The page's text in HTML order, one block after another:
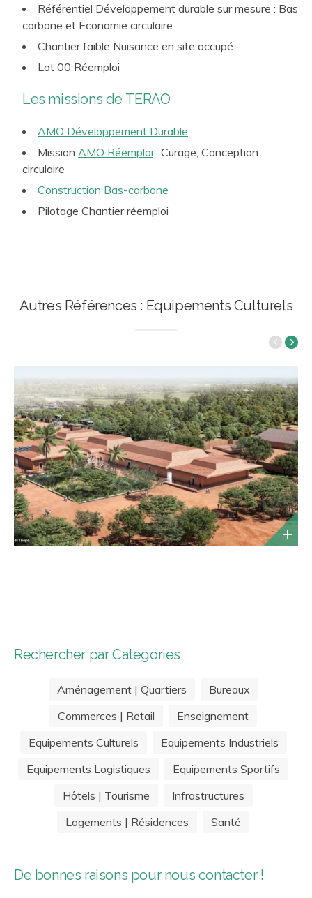
pour le compte de l’OPPIC, Opérateur du patrimoine et
des projets immobiliers de la Culture, sur des bâtiments
classés aux Monuments Historiques (Château de
Versailles…).
Référentiel Développement durable sur mesure : Bas
carbone et Economie circulaire
Chantier faible Nuisance en site occupé
Lot 00 Réemploi
Les missions de TERAO
AMO Développement Durable
Mission AMO Réemploi : Curage, Conception
circulaire
Construction Bas-carbone
Pilotage Chantier réemploi
Autres Références : Equipements Culturels
Rechercher par Categories
Aménagement | Quartiers
Bureaux
Commerces | Retail
Enseignement
Equipements Culturels
Equipements Industriels
Equipements Logistiques
Equipements Sportifs
Hôtels | Tourisme
Infrastructures
Logements | Résidences
Santé
De bonnes raisons pour nous contacter !